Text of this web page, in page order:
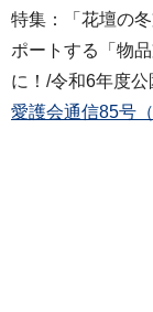
特集：「花壇の
ポートする「物
に！/令和6年度
愛護会通信85号